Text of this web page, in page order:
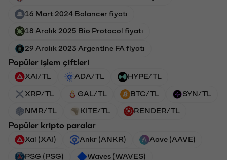
16 Mart 2024 Balancer fiyatı
18 Aralık 2025 Bio Protocol fiyatı
29 Aralık 2023 Argentine FA fiyatı
Popüler işlem çiftleri
XAI/TL ADA/TL HYPE/TL
XRP/TL GAL/TL BTC/TL SYN/TL
NMR/TL KITE/TL RENDER/TL
Popüler kripto paralar
Xai (XAI) Ankr (ANKR) Aave (AAVE)
PSG (PSG) Waves (WAVES)